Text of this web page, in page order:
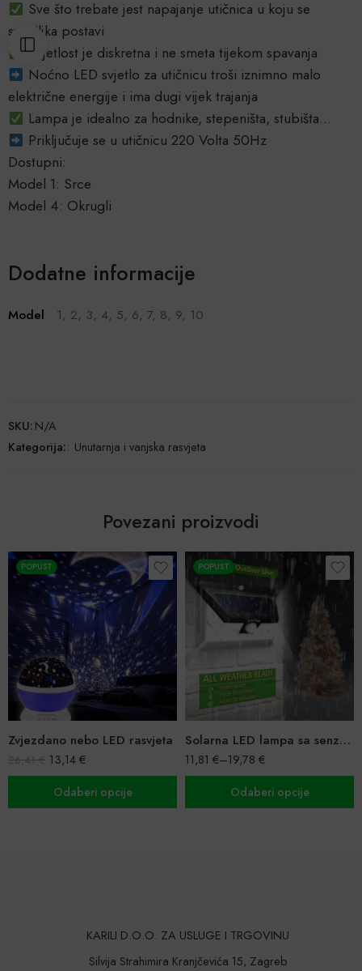
Sve što trebate jest napajanje utičnica u koju se
svjetiljka postavi
Svjetlost je diskretna i ne smeta tijekom spavanja
Noćno LED svjetlo za utičnicu troši iznimno malo
električne energije i ima dugi vijek trajanja
Lampa je idealno za hodnike, stepeništa, stubišta…
Priključuje se u utičnicu 220 Volta 50Hz
Dostupni:
Model 1: Srce
Model 4: Okrugli
Dodatne informacije
Model 1, 2, 3, 4, 5, 6, 7, 8, 9, 10
SKU:N/A
Kategorija:: Unutarnja i vanjska rasvjeta
Povezani proizvodi
POPUST
Zvjezdano nebo LED rasvjeta
26,41€ 13,14€
Odaberi opcije
POPUST
Solarna LED lampa sa senzorom 32 LED
11,81 €–19,78 €
Odaberi opcije
KARILI D.O.O. ZA USLUGE I TRGOVINU
Silvija Strahimira Kranjčevića 15, Zagreb